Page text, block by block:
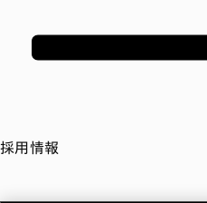
採用情報